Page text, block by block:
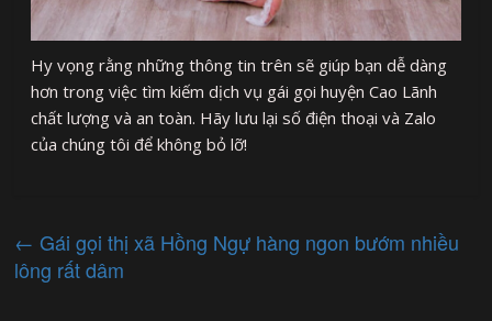
Hy vọng rằng những thông tin trên sẽ giúp bạn dễ dàng
hơn trong việc tìm kiếm dịch vụ gái gọi huyện Cao Lãnh
chất lượng và an toàn. Hãy lưu lại số điện thoại và Zalo
của chúng tôi để không bỏ lỡ!
← Gái gọi thị xã Hồng Ngự hàng ngon bướm nhiều
lông rất dâm